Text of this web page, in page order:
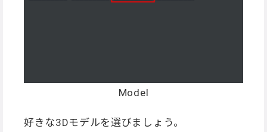
Model
好きな3Dモデルを選びましょう。